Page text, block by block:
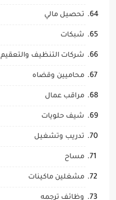
تحصيل مالي
شبكات
شركات التنظيف والتعقيم
محاميين وقضاه
مراقب عمال
شيف حلويات
تدريب وتشغيل
مساح
مشغلين ماكينات
وظائف ترجمه